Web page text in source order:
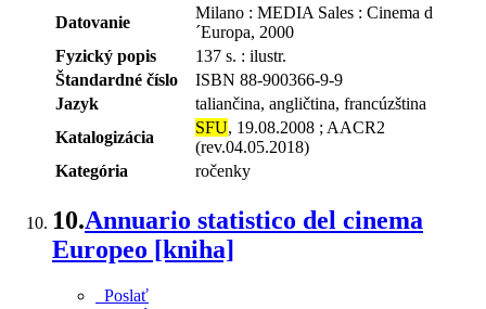
Datovanie
Milano : MEDIA Sales : Cinema d
´Europa, 2000
Fyzický popis
137 s. : ilustr.
Štandardné číslo
ISBN 88-900366-9-9
Jazyk
taliančina, angličtina, francúzština
Katalogizácia
SFU, 19.08.2008 ; AACR2
(rev.04.05.2018)
Kategória
ročenky
10.Annuario statistico del cinema
Europeo [kniha]
Poslať